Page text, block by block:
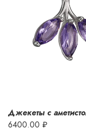
Джекеты с
6400.00 ₽